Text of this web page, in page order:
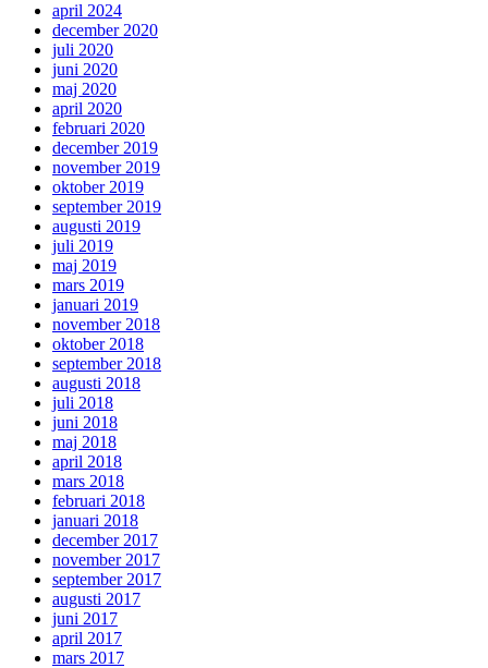
april 2024
december 2020
juli 2020
juni 2020
maj 2020
april 2020
februari 2020
december 2019
november 2019
oktober 2019
september 2019
augusti 2019
juli 2019
maj 2019
mars 2019
januari 2019
november 2018
oktober 2018
september 2018
augusti 2018
juli 2018
juni 2018
maj 2018
april 2018
mars 2018
februari 2018
januari 2018
december 2017
november 2017
september 2017
augusti 2017
juni 2017
april 2017
mars 2017